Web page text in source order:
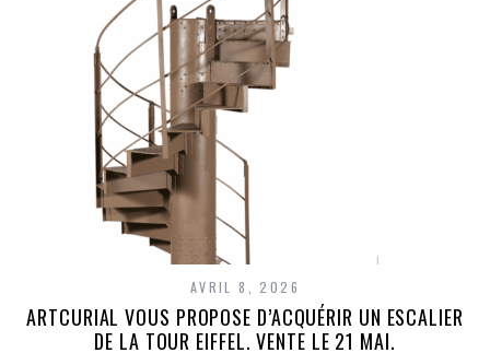
AVRIL 8, 2026
ARTCURIAL VOUS PROPOSE D’ACQUÉRIR UN ESCALIER
DE LA TOUR EIFFEL. VENTE LE 21 MAI.